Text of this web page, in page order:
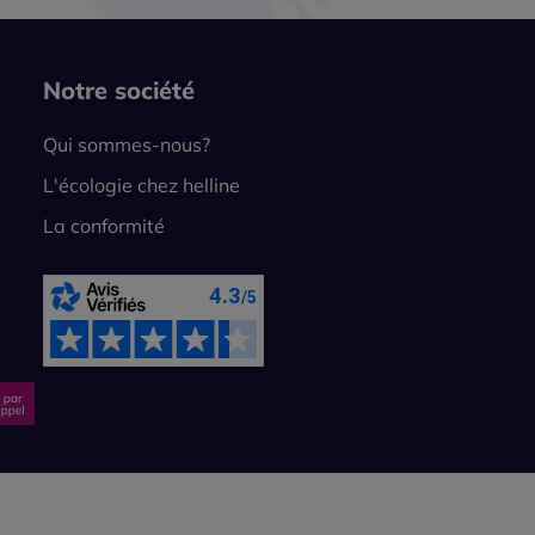
Notre société
Qui sommes-nous?
L'écologie chez helline
La conformité